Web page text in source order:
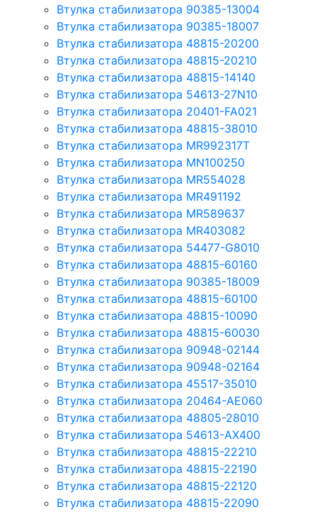
Втулка стабилизатора 90385-13004
Втулка стабилизатора 90385-18007
Втулка стабилизатора 48815-20200
Втулка стабилизатора 48815-20210
Втулка стабилизатора 48815-14140
Втулка стабилизатора 54613-27N10
Втулка стабилизатора 20401-FA021
Втулка стабилизатора 48815-38010
Втулка стабилизатора MR992317T
Втулка стабилизатора MN100250
Втулка стабилизатора MR554028
Втулка стабилизатора MR491192
Втулка стабилизатора MR589637
Втулка стабилизатора MR403082
Втулка стабилизатора 54477-G8010
Втулка стабилизатора 48815-60160
Втулка стабилизатора 90385-18009
Втулка стабилизатора 48815-60100
Втулка стабилизатора 48815-10090
Втулка стабилизатора 48815-60030
Втулка стабилизатора 90948-02144
Втулка стабилизатора 90948-02164
Втулка стабилизатора 45517-35010
Втулка стабилизатора 20464-AE060
Втулка стабилизатора 48805-28010
Втулка стабилизатора 54613-AX400
Втулка стабилизатора 48815-22210
Втулка стабилизатора 48815-22190
Втулка стабилизатора 48815-22120
Втулка стабилизатора 48815-22090